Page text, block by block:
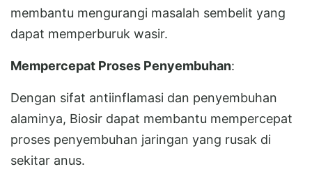
membantu mengurangi masalah sembelit yang
dapat memperburuk wasir.
Mempercepat Proses Penyembuhan:
Dengan sifat antiinflamasi dan penyembuhan
alaminya, Biosir dapat membantu mempercepat
proses penyembuhan jaringan yang rusak di
sekitar anus.